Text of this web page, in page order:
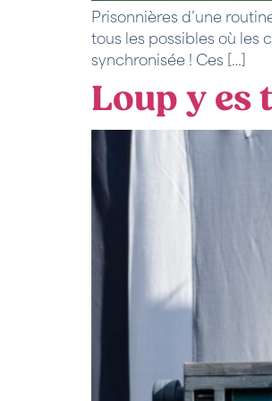
Prisonnières d’une
tous les possibles où les
synchronisée ! Ces […]
Loup y es